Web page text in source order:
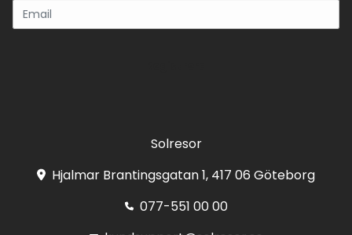
Solresor
Hjalmar Brantingsgatan 1, 417 06 Göteborg
077-551 00 00